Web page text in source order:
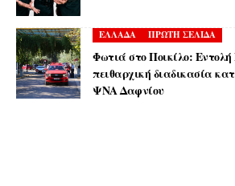
ΕΛΛΑΔΑ ΠΡΩΤΗ ΣΕΛΙΔΑ
Φωτιά στο Ποικίλο:
πειθαρχική διαδικασία
ΨΝΑ Δαφνίου